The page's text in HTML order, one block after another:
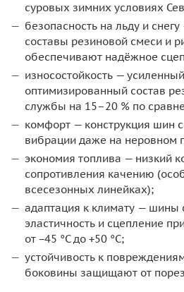
суровых зимних условиях
безопасность на льду и
составы резиновой смеси и
обеспечивают надёжное
износостойкость —
оптимизированный состав
службы на 15–20 % по
комфорт — конструкция шин
вибрации даже на неровном
экономия топлива — низкий
сопротивления качению
всесезонных линейках);
адаптация к климату — шины
эластичность и сцепление
от −45 °C до +50 °C;
устойчивость к
боковины защищают от